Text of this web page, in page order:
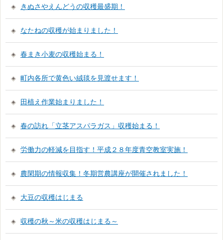
きぬさやえんどうの収穫最盛期！
なたねの収穫が始まりました！
春まき小麦の収穫始まる！
町内各所で黄色い絨毯を見渡せます！
田植え作業始まりました！
春の訪れ「立茎アスパラガス」収穫始まる！
労働力の軽減を目指す！平成２８年度青空教室実施！
農閑期の情報収集！冬期営農講座が開催されました！
大豆の収穫はじまる
収穫の秋～米の収穫はじまる～